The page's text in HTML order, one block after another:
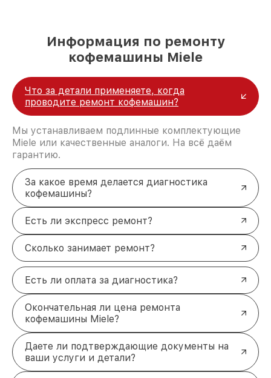
Санкт-Петербурге, постоянно повышая
уровень доверия и лояльности наших
Информация по ремонту
кофемашины Miele
Что за детали применяете, когда
проводите ремонт кофемашин?
Мы устанавливаем подлинные комплектующие
Miele или качественные аналоги. На всё даём
гарантию.
За какое время делается диагностика
кофемашины?
Есть ли экспресс ремонт?
Сколько занимает ремонт?
Есть ли оплата за диагностика?
Окончательная ли цена ремонта
кофемашины Miele?
Даете ли подтверждающие документы на
ваши услуги и детали?